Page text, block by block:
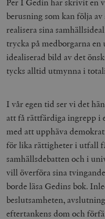
berusning som kan följa
realisera sina
trycka på medborgarna
idealiserad bild av det
tycks alltid utmynna i
I vår egen tid ser vi det
att få rättfärdiga ingrepp i
med att upphäva
för lika rättigheter i utfall
samhällsdebatten och i
vill överföra sina
borde läsa Gedins bok.
beslutsamheten,
eftertankens dom och
och kontohantering.
ordentligt utan strikt
Namn
_hjFirstSeen